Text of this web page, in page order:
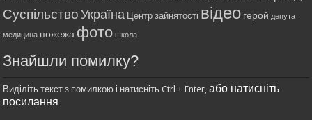
Суспільство Україна Центр зайнятості відео герой депутат
медицина пожежа фото школа
Знайшли помилку?
Виділіть текст з помилкою і натисніть Ctrl + Enter,або натисніть
посилання